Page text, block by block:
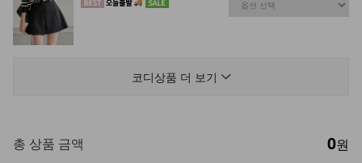
28,900 17%
DM51-P-06/매들린 밴딩 슬랙스 팬츠
25,900
코디상품 더 보기
총 상품 금액 0원